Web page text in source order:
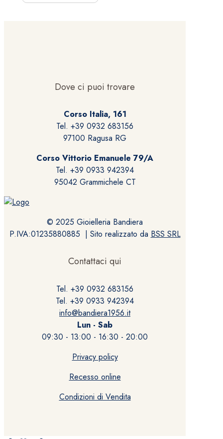
Dove ci puoi trovare
Corso Italia, 161
Tel. +39 0932 683156
97100 Ragusa RG
Corso Vittorio Emanuele 79/A
Tel. +39 0933 942394
95042 Grammichele CT
© 2025 Gioielleria Bandiera
P.IVA:01235880885 | Sito realizzato da BSS SRL
Contattaci qui
Tel. +39 0932 683156
Tel. +39 0933 942394
info@bandiera1956.it
Lun - Sab
09:30 - 13:00 - 16:30 - 20:00
Privacy policy
Recesso online
Condizioni di Vendita